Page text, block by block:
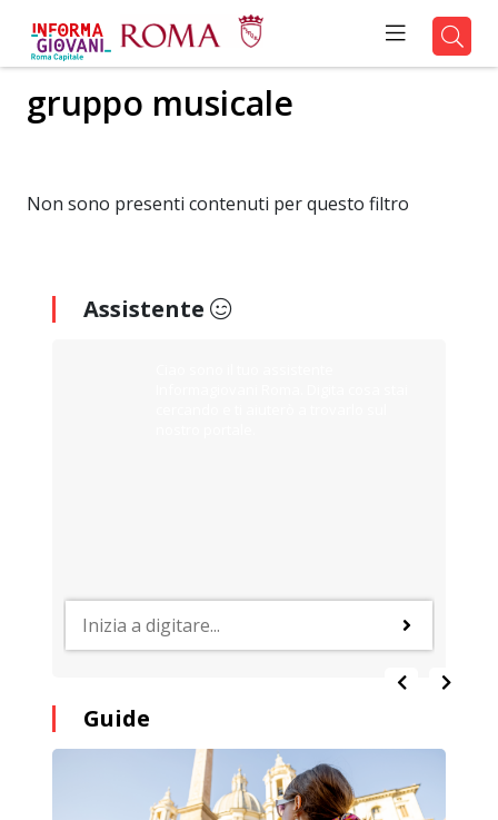
gruppo musicale
Non sono presenti contenuti per questo filtro
Assistente
Guide